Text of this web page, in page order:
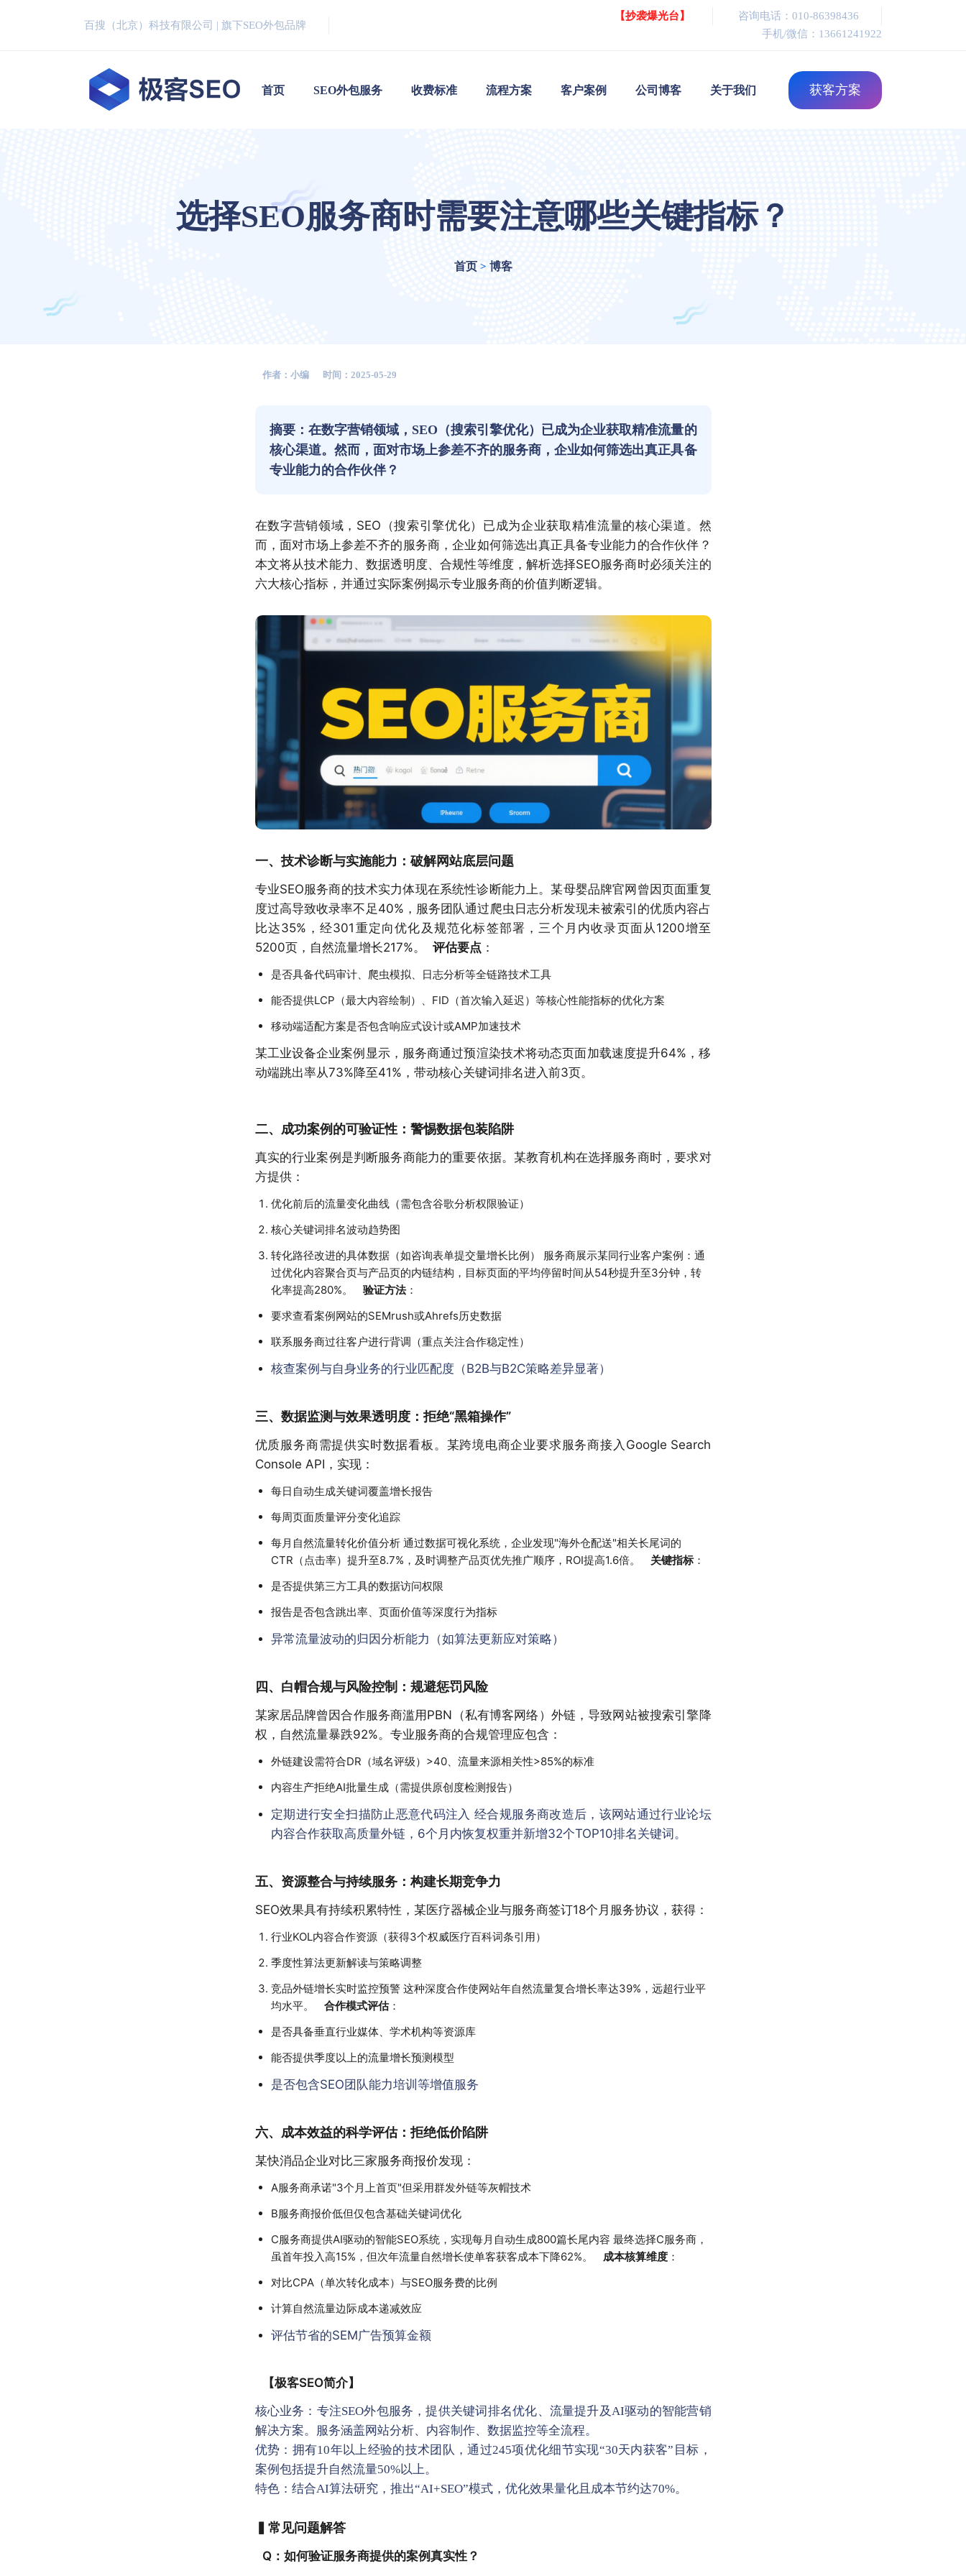
百搜（北京）科技有限公司 | 旗下SEO外包品牌
【抄袭爆光台】
咨询电话：010-86398436
手机/微信：13661241922
首页 SEO外包服务 收费标准 流程方案 客户案例 公司博客 关于我们 获客方案
选择SEO服务商时需要注意哪些关键指标？
首页 > 博客
作者：小编 时间：2025-05-29
摘要：在数字营销领域，SEO（搜索引擎优化）已成为企业获取精准流量的
核心渠道。然而，面对市场上参差不齐的服务商，企业如何筛选出真正具备
专业能力的合作伙伴？
在数字营销领域，SEO（搜索引擎优化）已成为企业获取精准流量的核心渠道。然
而，面对市场上参差不齐的服务商，企业如何筛选出真正具备专业能力的合作伙伴？
本文将从技术能力、数据透明度、合规性等维度，解析选择SEO服务商时必须关注的
六大核心指标，并通过实际案例揭示专业服务商的价值判断逻辑。
一、技术诊断与实施能力：破解网站底层问题
专业SEO服务商的技术实力体现在系统性诊断能力上。某母婴品牌官网曾因页面重复
度过高导致收录率不足40%，服务团队通过爬虫日志分析发现未被索引的优质内容占
比达35%，经301重定向优化及规范化标签部署，三个月内收录页面从1200增至
5200页，自然流量增长217%。
评估要点 ：
是否具备代码审计、爬虫模拟、日志分析等全链路技术工具
能否提供LCP（最大内容绘制）、FID（首次输入延迟）等核心性能指标的优化方案
移动端适配方案是否包含响应式设计或AMP加速技术
某工业设备企业案例显示，服务商通过预渲染技术将动态页面加载速度提升64%，移
动端跳出率从73%降至41%，带动核心关键词排名进入前3页。
二、成功案例的可验证性：警惕数据包装陷阱
真实的行业案例是判断服务商能力的重要依据。某教育机构在选择服务商时，要求对
方提供：
优化前后的流量变化曲线（需包含谷歌分析权限验证）
核心关键词排名波动趋势图
转化路径改进的具体数据（如咨询表单提交量增长比例） 服务商展示某同行业客户案例：通
过优化内容聚合页与产品页的内链结构，目标页面的平均停留时间从54秒提升至3分钟，转
化率提高280%。
验证方法：
要求查看案例网站的SEMrush或Ahrefs历史数据
联系服务商过往客户进行背调（重点关注合作稳定性）
核查案例与自身业务的行业匹配度（B2B与B2C策略差异显著）
三、数据监测与效果透明度：拒绝“黑箱操作”
优质服务商需提供实时数据看板。某跨境电商企业要求服务商接入Google Search
Console API，实现：
每日自动生成关键词覆盖增长报告
每周页面质量评分变化追踪
每月自然流量转化价值分析 通过数据可视化系统，企业发现"海外仓配送"相关长尾词的
CTR（点击率）提升至8.7%，及时调整产品页优先推广顺序，ROI提高1.6倍。
关键指标 ：
是否提供第三方工具的数据访问权限
报告是否包含跳出率、页面价值等深度行为指标
异常流量波动的归因分析能力（如算法更新应对策略）
四、白帽合规与风险控制：规避惩罚风险
某家居品牌曾因合作服务商滥用PBN（私有博客网络）外链，导致网站被搜索引擎降
权，自然流量暴跌92%。专业服务商的合规管理应包含：
外链建设需符合DR（域名评级）>40、流量来源相关性>85%的标准
内容生产拒绝AI批量生成（需提供原创度检测报告）
定期进行安全扫描防止恶意代码注入 经合规服务商改造后，该网站通过行业论坛
内容合作获取高质量外链，6个月内恢复权重并新增32个TOP10排名关键词。
五、资源整合与持续服务：构建长期竞争力
SEO效果具有持续积累特性，某医疗器械企业与服务商签订18个月服务协议，获得：
行业KOL内容合作资源（获得3个权威医疗百科词条引用）
季度性算法更新解读与策略调整
竞品外链增长实时监控预警 这种深度合作使网站年自然流量复合增长率达39%，远超行业平
均水平。
合作模式评估：
是否具备垂直行业媒体、学术机构等资源库
能否提供季度以上的流量增长预测模型
是否包含SEO团队能力培训等增值服务
六、成本效益的科学评估：拒绝低价陷阱
某快消品企业对比三家服务商报价发现：
A服务商承诺"3个月上首页"但采用群发外链等灰帽技术
B服务商报价低但仅包含基础关键词优化
C服务商提供AI驱动的智能SEO系统，实现每月自动生成800篇长尾内容 最终选择C服务商，
虽首年投入高15%，但次年流量自然增长使单客获客成本下降62%。
成本核算维度 ：
对比CPA（单次转化成本）与SEO服务费的比例
计算自然流量边际成本递减效应
评估节省的SEM广告预算金额
【极客SEO简介】
核心业务：专注SEO外包服务，提供关键词排名优化、流量提升及AI驱动的智能营销
解决方案。服务涵盖网站分析、内容制作、数据监控等全流程。
优势：拥有10年以上经验的技术团队，通过245项优化细节实现“30天内获客”目标，
案例包括提升自然流量50%以上。
特色：结合AI算法研究，推出“AI+SEO”模式，优化效果量化且成本节约达70%。
▍常见问题解答
Q：如何验证服务商提供的案例真实性？